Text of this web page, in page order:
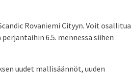
Rovaniemi Cityyn. Voit osallitua
6.5. mennessä siihen
uudet mallisäännöt, uuden